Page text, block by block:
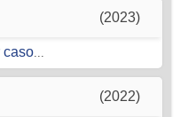
(2023)
caso
(2022)